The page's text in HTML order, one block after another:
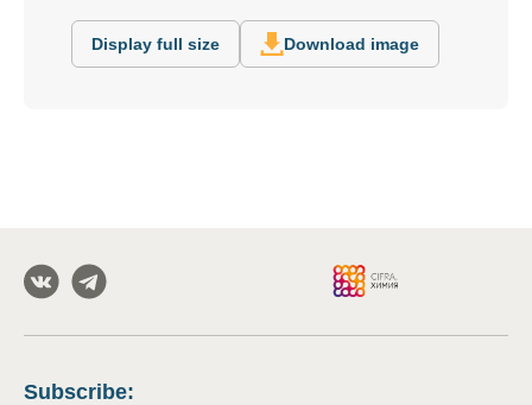
Display full size Download image
Subscribe: